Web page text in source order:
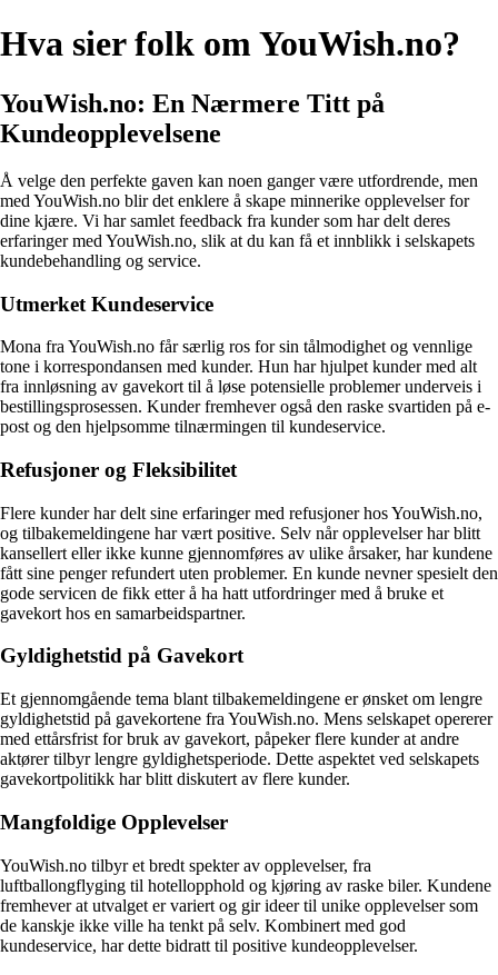
Hva sier folk om YouWish.no?
YouWish.no: En Nærmere Titt på
Kundeopplevelsene
Å velge den perfekte gaven kan noen ganger være utfordrende, men
med YouWish.no blir det enklere å skape minnerike opplevelser for
dine kjære. Vi har samlet feedback fra kunder som har delt deres
erfaringer med YouWish.no, slik at du kan få et innblikk i selskapets
kundebehandling og service.
Utmerket Kundeservice
Mona fra YouWish.no får særlig ros for sin tålmodighet og vennlige
tone i korrespondansen med kunder. Hun har hjulpet kunder med alt
fra innløsning av gavekort til å løse potensielle problemer underveis i
bestillingsprosessen. Kunder fremhever også den raske svartiden på e-
post og den hjelpsomme tilnærmingen til kundeservice.
Refusjoner og Fleksibilitet
Flere kunder har delt sine erfaringer med refusjoner hos YouWish.no,
og tilbakemeldingene har vært positive. Selv når opplevelser har blitt
kansellert eller ikke kunne gjennomføres av ulike årsaker, har kundene
fått sine penger refundert uten problemer. En kunde nevner spesielt den
gode servicen de fikk etter å ha hatt utfordringer med å bruke et
gavekort hos en samarbeidspartner.
Gyldighetstid på Gavekort
Et gjennomgående tema blant tilbakemeldingene er ønsket om lengre
gyldighetstid på gavekortene fra YouWish.no. Mens selskapet opererer
med ettårsfrist for bruk av gavekort, påpeker flere kunder at andre
aktører tilbyr lengre gyldighetsperiode. Dette aspektet ved selskapets
gavekortpolitikk har blitt diskutert av flere kunder.
Mangfoldige Opplevelser
YouWish.no tilbyr et bredt spekter av opplevelser, fra
luftballongflyging til hotellopphold og kjøring av raske biler. Kundene
fremhever at utvalget er variert og gir ideer til unike opplevelser som
de kanskje ikke ville ha tenkt på selv. Kombinert med god
kundeservice, har dette bidratt til positive kundeopplevelser.